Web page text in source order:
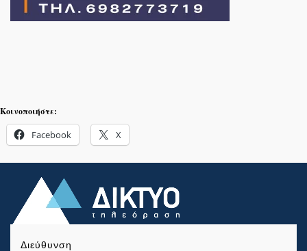
Κοινοποιήστε:
Facebook X
Διεύθυνση